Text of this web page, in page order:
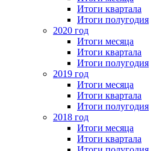
Итоги квартала
Итоги полугодия
2020 год
Итоги месяца
Итоги квартала
Итоги полугодия
2019 год
Итоги месяца
Итоги квартала
Итоги полугодия
2018 год
Итоги месяца
Итоги квартала